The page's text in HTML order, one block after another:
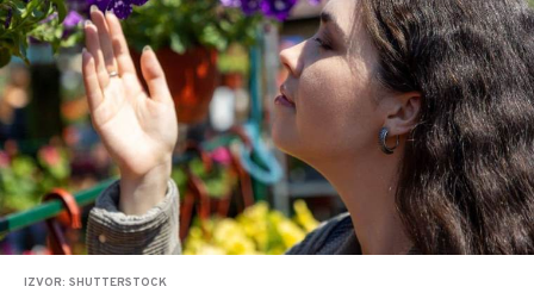
IZVOR: SHUTTERSTOCK